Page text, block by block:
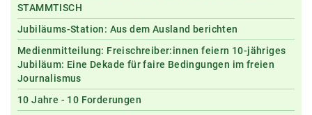
STAMMTISCH
Jubiläums-Station: Aus dem Ausland berichten
Medienmitteilung: Freischreiber:innen feiern 10-jähriges
Jubiläum: Eine Dekade für faire Bedingungen im freien
Journalismus
10 Jahre - 10 Forderungen